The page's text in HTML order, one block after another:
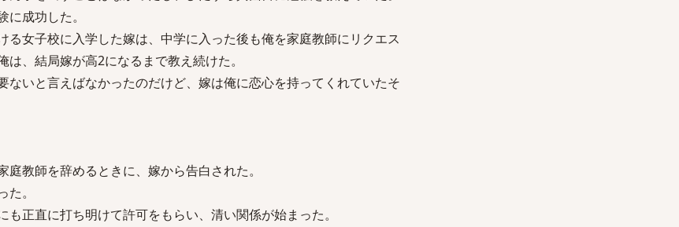
成功した。
る女子校に入学した嫁は、中学に入った後も俺を家庭教師にリクエス
は、結局嫁が高2になるまで教え続けた。
ないと言えばなかったのだけど、嫁は俺に恋心を持ってくれていたそ
教師を辞めるときに、嫁から告白された。
。
正直に打ち明けて許可をもらい、清い関係が始まった。